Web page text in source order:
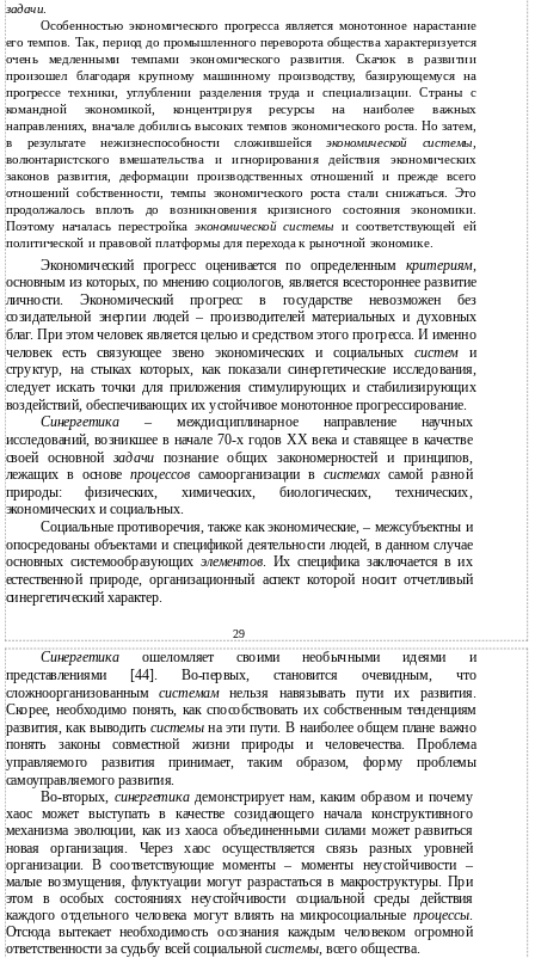
задачи.
Особенностью экономического прогресса является монотонное нарастание
его темпов. Так, период до промышленного переворота общества характеризуется
очень медленными темпами экономического развития. Скачок в развитии
произошел благодаря крупному машинному производству, базирующемуся на
прогрессе техники, углублении разделения труда и специализации. Страны с
командной экономикой, концентрируя ресурсы на наиболее важных
направлениях, вначале добились высоких темпов экономического роста. Но затем,
в результате нежизнеспособности сложившейсяэкономической системы,
волюнтаристского вмешательства и игнорирования действия экономических
законов развития, деформации производственных отношений и прежде всего
отношений собственности, темпы экономического роста стали снижаться. Это
продолжалось вплоть до возникновения кризисного состояния экономики.
Поэтому началась перестройкаэкономической системы и соответствующей ей
политической и правовой платформы для перехода к рыночной экономике.
Экономический прогресс оценивается по определенным критериям,
основным из которых, по мнению социологов, является всестороннее развитие
личности. Экономический прогресс в государстве невозможен без
созидательной энергии людей – производителей материальных и духовных
благ. При этом человек является целью и средством этого прогресса. И именно
человек есть связующее звено экономических и социальныхсистем и
структур, на стыках которых, как показали синергетические исследования,
следует искать точки для приложения стимулирующих и стабилизирующих
воздействий, обеспечивающих их устойчивое монотонное прогрессирование.
Синергетика – междисциплинарное направление научных
исследований, возникшее в начале 70-х годов ХХ века и ставящее в качестве
своей основнойзадачипознание общих закономерностей и принципов,
лежащих в основе процессов самоорганизации в системахсамой разной
природы: физических, химических, биологических, технических,
экономических и социальных.
Социальные противоречия, также как экономические, – межсубъектны и
опосредованы объектами и спецификой деятельности людей, в данном случае
основных системообразующихэлементов. Их специфика заключается в их
естественной природе, организационный аспект которой носит отчетливый
синергетический характер.
29
Синергетикаошеломляет своими необычными идеями и
представлениями [44]. Во-первых, становится очевидным, что
сложноорганизованнымсистемамнельзя навязывать пути их развития.
Скорее, необходимо понять, как способствовать их собственным тенденциям
развития, как выводитьсистемына эти пути. В наиболее общем плане важно
понять законы совместной жизни природы и человечества. Проблема
управляемого развития принимает, таким образом, форму проблемы
самоуправляемого развития.
Во-вторых, синергетикадемонстрирует нам, каким образом и почему
хаос может выступать в качестве созидающего начала конструктивного
механизма эволюции, как из хаоса объединенными силами может развиться
новая организация. Через хаос осуществляется связь разных уровней
организации. В соответствующие моменты – моменты неустойчивости –
малые возмущения, флуктуации могут разрастаться в макроструктуры. При
этом в особых состояниях неустойчивости социальной среды действия
каждого отдельного человека могут влиять на микросоциальные процессы.
Отсюда вытекает необходимость осознания каждым человеком огромной
ответственности за судьбу всей социальнойсистемы, всего общества.